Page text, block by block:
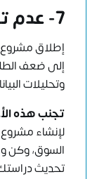
7- عدم تحليل السوق بشكل كافٍ
إطلاق
إلى ضعف
وتحليلات
تجنب هذه
لإنشاء
السوق، وكن
تحديث